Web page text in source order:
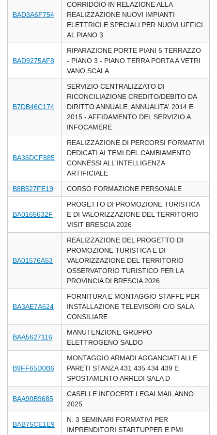
BAD3A6F754
CORRIDOIO IN RELAZIONE ALLA
REALIZZAZIONE NUOVI IMPIANTI
ELETTRICI E SPECIALI PER NUOVI UFFICI
AL PIANO 3
BAD9275AF8
RIPARAZIONE PORTE PIANI 5 TERRAZZO
- PIANO 3 - PIANO TERRA PORTA A VETRI
VANO SCALA
B7DB46C174
SERVIZIO CENTRALIZZATO DI
RICONCILIAZIONE CREDITO/DEBITO DA
DIRITTO ANNUALE. ANNUALITA' 2014 E
2015 - AFFIDAMENTO DEL SERVIZIO A
INFOCAMERE
BA36DCF885
REALIZZAZIONE DI PERCORSI FORMATIVI
DEDICATI AI TEMI DEL CAMBIAMENTO
CONNESSI ALL'INTELLIGENZA
ARTIFICIALE
B8B527FE19
CORSO FORMAZIONE PERSONALE
BA0165632F
PROGETTO DI PROMOZIONE TURISTICA
E DI VALORIZZAZIONE DEL TERRITORIO
VISIT BRESCIA 2026
BA01576A53
REALIZZAZIONE DEL PROGETTO DI
PROMOZIONE TURISTICA E DI
VALORIZZAZIONE DEL TERRITORIO
OSSERVATORIO TURISTICO PER LA
PROVINCIA DI BRESCIA 2026
BA3AE7A624
FORNITURA E MONTAGGIO STAFFE PER
INSTALLAZIONE TELEVISORI C/O SALA
CONSILIARE
BAA5627116
MANUTENZIONE GRUPPO
ELETTROGENO SALDO
B9FF65D0B6
MONTAGGIO ARMADI AGGANCIATI ALLE
PARETI STANZA 431 435 434 439 E
SPOSTAMENTO ARREDI SALA D
BAA90B9685
CASELLE INFOCERT LEGALMAIL ANNO
2025
BAB75CE1E9
N. 3 SEMINARI FORMATIVI PER
IMPRENDITORI STARTUPPER E PMI